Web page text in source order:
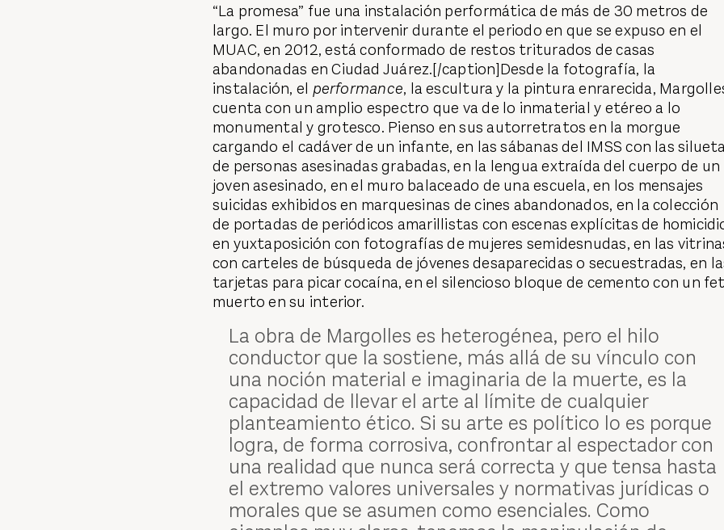
“La promesa” fue una instalación performática de más de 30 metros de
largo. El muro por intervenir durante el periodo en que se expuso en el
MUAC, en 2012, está conformado de restos triturados de casas
abandonadas en Ciudad Juárez.[/caption]Desde la fotografía, la
instalación, el per­formance, la escultura y la pintura enrarecida,
cuenta con un amplio espectro que va de lo inmaterial y etéreo a lo
monumental y grotesco. Pienso en sus autorretratos en la morgue
cargando el cadáver de un infante, en las sábanas del IMSS con las
de personas asesinadas grabadas, en la lengua extraída del cuerpo de un
joven asesinado, en el muro balaceado de una escuela, en los mensajes
suicidas exhibidos en marquesinas de cines abandonados, en la colección
de portadas de periódicos amarillistas con escenas explícitas de
en yuxtaposición con fotografías de mujeres semidesnudas, en las
con carteles de búsqueda de jóvenes desaparecidas o secuestradas, en
tarjetas para picar cocaína, en el silencioso bloque de cemento con un
muerto en su interior.
La obra de Margolles es heterogénea, pero el hilo
conductor que la sostiene, más allá de su vínculo con
una noción material e imaginaria de la muerte, es la
capacidad de llevar el arte al límite de cualquier
planteamiento ético. Si su arte es político lo es porque
logra, de forma corrosiva, confrontar al espectador con
una realidad que nunca será correcta y que tensa hasta
el extremo valores universales y normativas jurídicas o
morales que se asumen como esenciales. Como